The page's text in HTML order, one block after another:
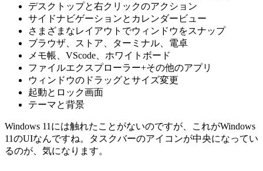
デスクトップと右クリックのアクション
サイドナビゲーションとカレンダービュー
さまざまなレイアウトでウィンドウをスナップ
ブラウザ、ストア、ターミナル、電卓
メモ帳、VScode、ホワイトボード
ファイルエクスプローラー+その他のアプリ
ウィンドウのドラッグとサイズ変更
起動とロック画面
テーマと背景
Windows 11には触れたことがないのですが、これがWindows
11のUIなんですね。タスクバーのアイコンが中央になってい
るのが、気になります。